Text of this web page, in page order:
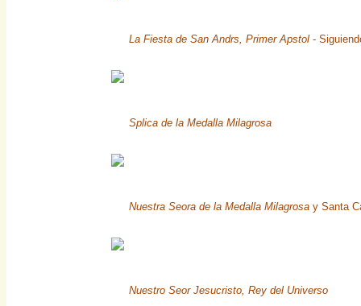
La Fiesta de San Andrs, Primer Apstol -
Splica de la Medalla Milagrosa
Nuestra Seora de la Medalla Milagrosa y Santa
Nuestro Seor Jesucristo, Rey del Universo